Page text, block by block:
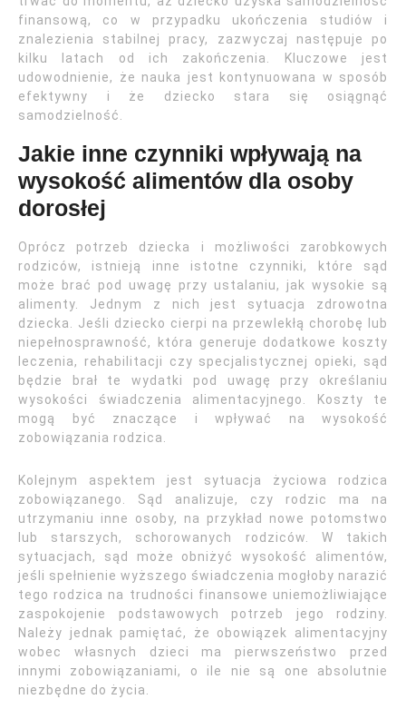
finansową, co w przypadku ukończenia studiów i
znalezienia stabilnej pracy, zazwyczaj następuje po
kilku latach od ich zakończenia. Kluczowe jest
udowodnienie, że nauka jest kontynuowana w sposób
efektywny i że dziecko stara się osiągnąć
samodzielność.
Jakie inne czynniki wpływają na
wysokość alimentów dla osoby
dorosłej
Oprócz potrzeb dziecka i możliwości zarobkowych
rodziców, istnieją inne istotne czynniki, które sąd
może brać pod uwagę przy ustalaniu, jak wysokie są
alimenty. Jednym z nich jest sytuacja zdrowotna
dziecka. Jeśli dziecko cierpi na przewlekłą chorobę lub
niepełnosprawność, która generuje dodatkowe koszty
leczenia, rehabilitacji czy specjalistycznej opieki, sąd
będzie brał te wydatki pod uwagę przy określaniu
wysokości świadczenia alimentacyjnego. Koszty te
mogą być znaczące i wpływać na wysokość
zobowiązania rodzica.
Kolejnym aspektem jest sytuacja życiowa rodzica
zobowiązanego. Sąd analizuje, czy rodzic ma na
utrzymaniu inne osoby, na przykład nowe potomstwo
lub starszych, schorowanych rodziców. W takich
sytuacjach, sąd może obniżyć wysokość alimentów,
jeśli spełnienie wyższego świadczenia mogłoby narazić
tego rodzica na trudności finansowe uniemożliwiające
zaspokojenie podstawowych potrzeb jego rodziny.
Należy jednak pamiętać, że obowiązek alimentacyjny
wobec własnych dzieci ma pierwszeństwo przed
innymi zobowiązaniami, o ile nie są one absolutnie
niezbędne do życia.